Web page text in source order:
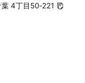
4丁目50-221